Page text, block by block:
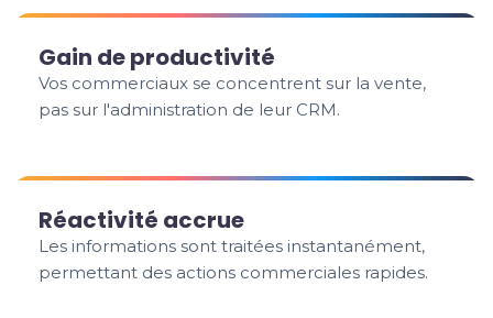
Gain de productivité
Vos commerciaux se concentrent sur la vente,
pas sur l'administration de leur CRM.
Réactivité accrue
Les informations sont traitées instantanément,
permettant des actions commerciales rapides.